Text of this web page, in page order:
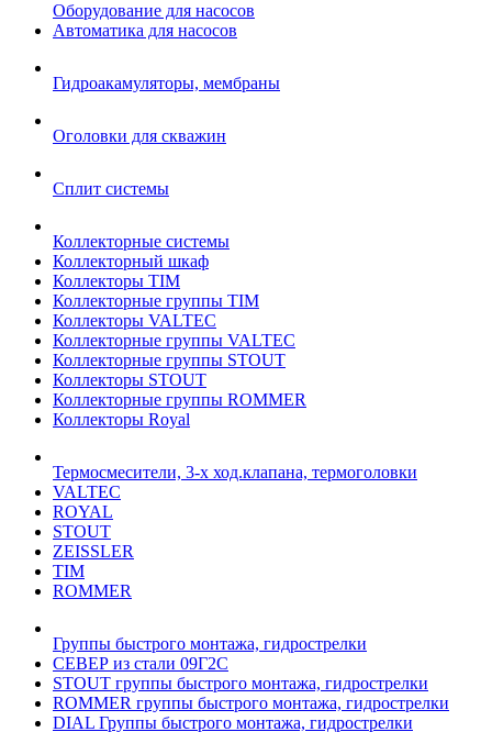
Оборудование для насосов
Автоматика для насосов
Гидроакамуляторы, мембраны
Оголовки для скважин
Сплит системы
Коллекторные системы
Коллекторный шкаф
Коллекторы TIM
Коллекторные группы TIM
Коллекторы VALTEC
Коллекторные группы VALTEC
Коллекторные группы STOUT
Коллекторы STOUT
Коллекторные группы ROMMER
Коллекторы Royal
Термосмесители, 3-х ход.клапана, термоголовки
VALTEC
ROYAL
STOUT
ZEISSLER
TIM
ROMMER
Группы быстрого монтажа, гидрострелки
СЕВЕР из стали 09Г2С
STOUT группы быстрого монтажа, гидрострелки
ROMMER группы быстрого монтажа, гидрострелки
DIAL Группы быстрого монтажа, гидрострелки